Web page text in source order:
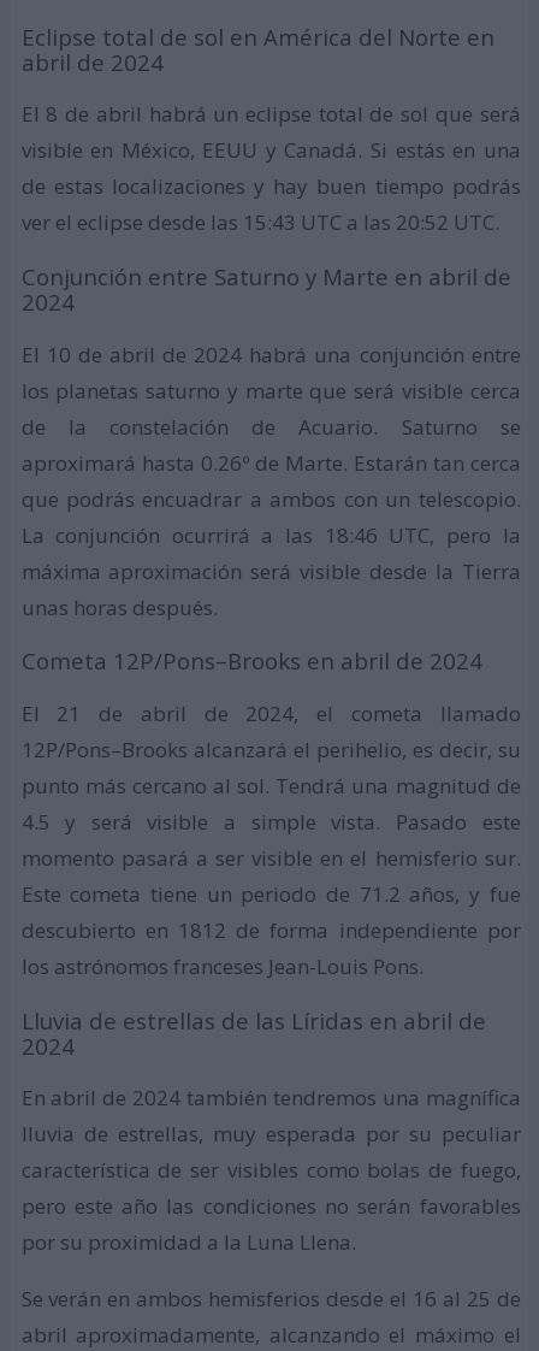
Eclipse total de sol en América del Norte en
abril de 2024
El 8 de abril habrá un eclipse total de sol que será
visible en México, EEUU y Canadá. Si estás en una
de estas localizaciones y hay buen tiempo podrás
ver el eclipse desde las 15:43 UTC a las 20:52 UTC.
Conjunción entre Saturno y Marte en abril de
2024
El 10 de abril de 2024 habrá una conjunción entre
los planetas saturno y marte que será visible cerca
de la constelación de Acuario. Saturno se
aproximará hasta 0.26º de Marte. Estarán tan cerca
que podrás encuadrar a ambos con un telescopio.
La conjunción ocurrirá a las 18:46 UTC, pero la
máxima aproximación será visible desde la Tierra
unas horas después.
Cometa 12P/Pons–Brooks en abril de 2024
El 21 de abril de 2024, el cometa llamado
12P/Pons–Brooks alcanzará el perihelio, es decir, su
punto más cercano al sol. Tendrá una magnitud de
4.5 y será visible a simple vista. Pasado este
momento pasará a ser visible en el hemisferio sur.
Este cometa tiene un periodo de 71.2 años, y fue
descubierto en 1812 de forma independiente por
los astrónomos franceses Jean-Louis Pons.
Lluvia de estrellas de las Líridas en abril de
2024
En abril de 2024 también tendremos una magnífica
lluvia de estrellas, muy esperada por su peculiar
característica de ser visibles como bolas de fuego,
pero este año las condiciones no serán favorables
por su proximidad a la Luna Llena.
Se verán en ambos hemisferios desde el 16 al 25 de
abril aproximadamente, alcanzando el máximo el